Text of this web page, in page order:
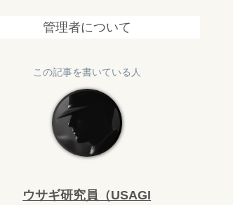
管理者について
この記事を書いている人
ウサギ研究員（USAGI